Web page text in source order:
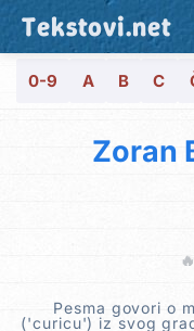
Tekstovi.net
0-9 A B C
Zoran
🔥
Pesma govori o
('curicu') iz svog